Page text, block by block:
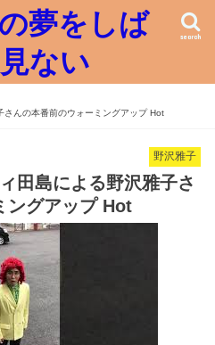
夢をしば
ない
search
んの本番前のウォーミングアップ Hot
野沢雅子
田島による野沢雅子さ
ングアップ Hot